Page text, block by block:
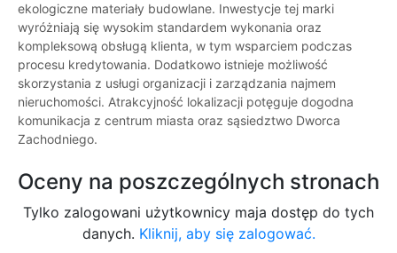
ekologiczne materiały budowlane. Inwestycje tej marki
wyróżniają się wysokim standardem wykonania oraz
kompleksową obsługą klienta, w tym wsparciem podczas
procesu kredytowania. Dodatkowo istnieje możliwość
skorzystania z usługi organizacji i zarządzania najmem
nieruchomości. Atrakcyjność lokalizacji potęguje dogodna
komunikacja z centrum miasta oraz sąsiedztwo Dworca
Zachodniego.
Oceny na poszczególnych stronach
Tylko zalogowani użytkownicy maja dostęp do tych
danych. Kliknij, aby się zalogować.